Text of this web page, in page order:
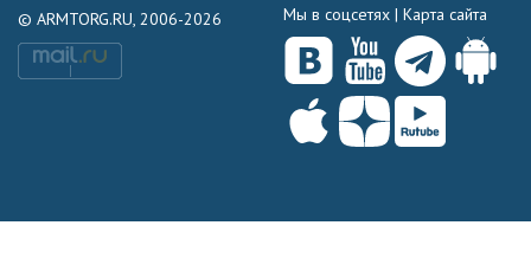
© ARMTORG.RU, 2006-2026 Мы в соцсетях | Карта сайта